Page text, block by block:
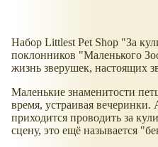
Набор Littlest Pet Shop "За
поклонников "Маленького
жизнь зверушек, настоящих
Маленькие знаменитости
время, устраивая
приходится проводить за
сцену, это ещё называется